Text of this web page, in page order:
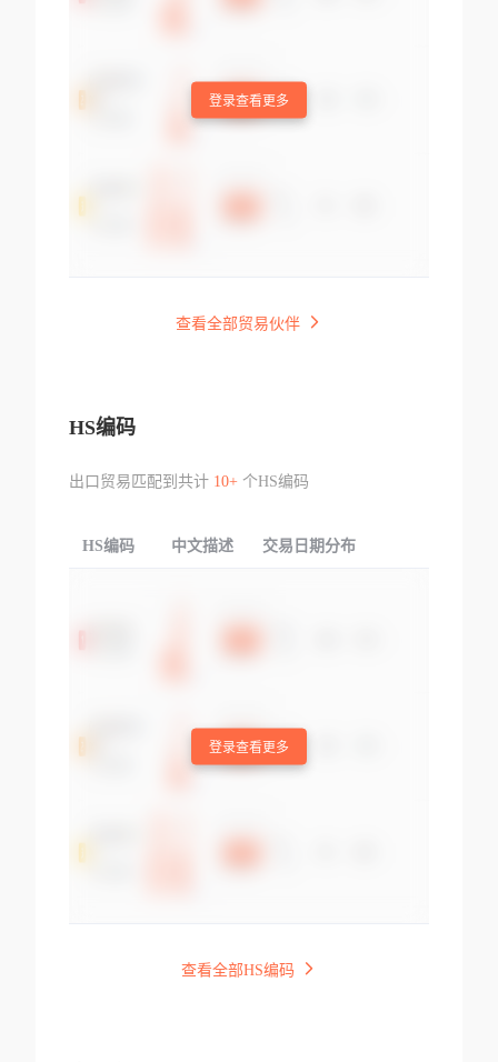
登录查看更多
查看全部贸易伙伴
HS编码
出口贸易匹配到共计 10+个HS编码
HS编码 中文描述 交易日期分布
登录查看更多
查看全部HS编码